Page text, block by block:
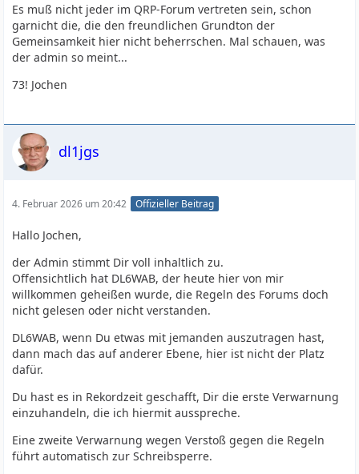
Es muß nicht jeder im QRP-Forum vertreten sein, schon
garnicht die, die den freundlichen Grundton der
Gemeinsamkeit hier nicht beherrschen. Mal schauen, was
der admin so meint...
73! Jochen
dl1jgs
4. Februar 2026 um 20:42 Offizieller Beitrag
Hallo Jochen,
der Admin stimmt Dir voll inhaltlich zu.
Offensichtlich hat DL6WAB, der heute hier von mir
willkommen geheißen wurde, die Regeln des Forums doch
nicht gelesen oder nicht verstanden.
DL6WAB, wenn Du etwas mit jemanden auszutragen hast,
dann mach das auf anderer Ebene, hier ist nicht der Platz
dafür.
Du hast es in Rekordzeit geschafft, Dir die erste Verwarnung
einzuhandeln, die ich hiermit ausspreche.
Eine zweite Verwarnung wegen Verstoß gegen die Regeln
führt automatisch zur Schreibsperre.